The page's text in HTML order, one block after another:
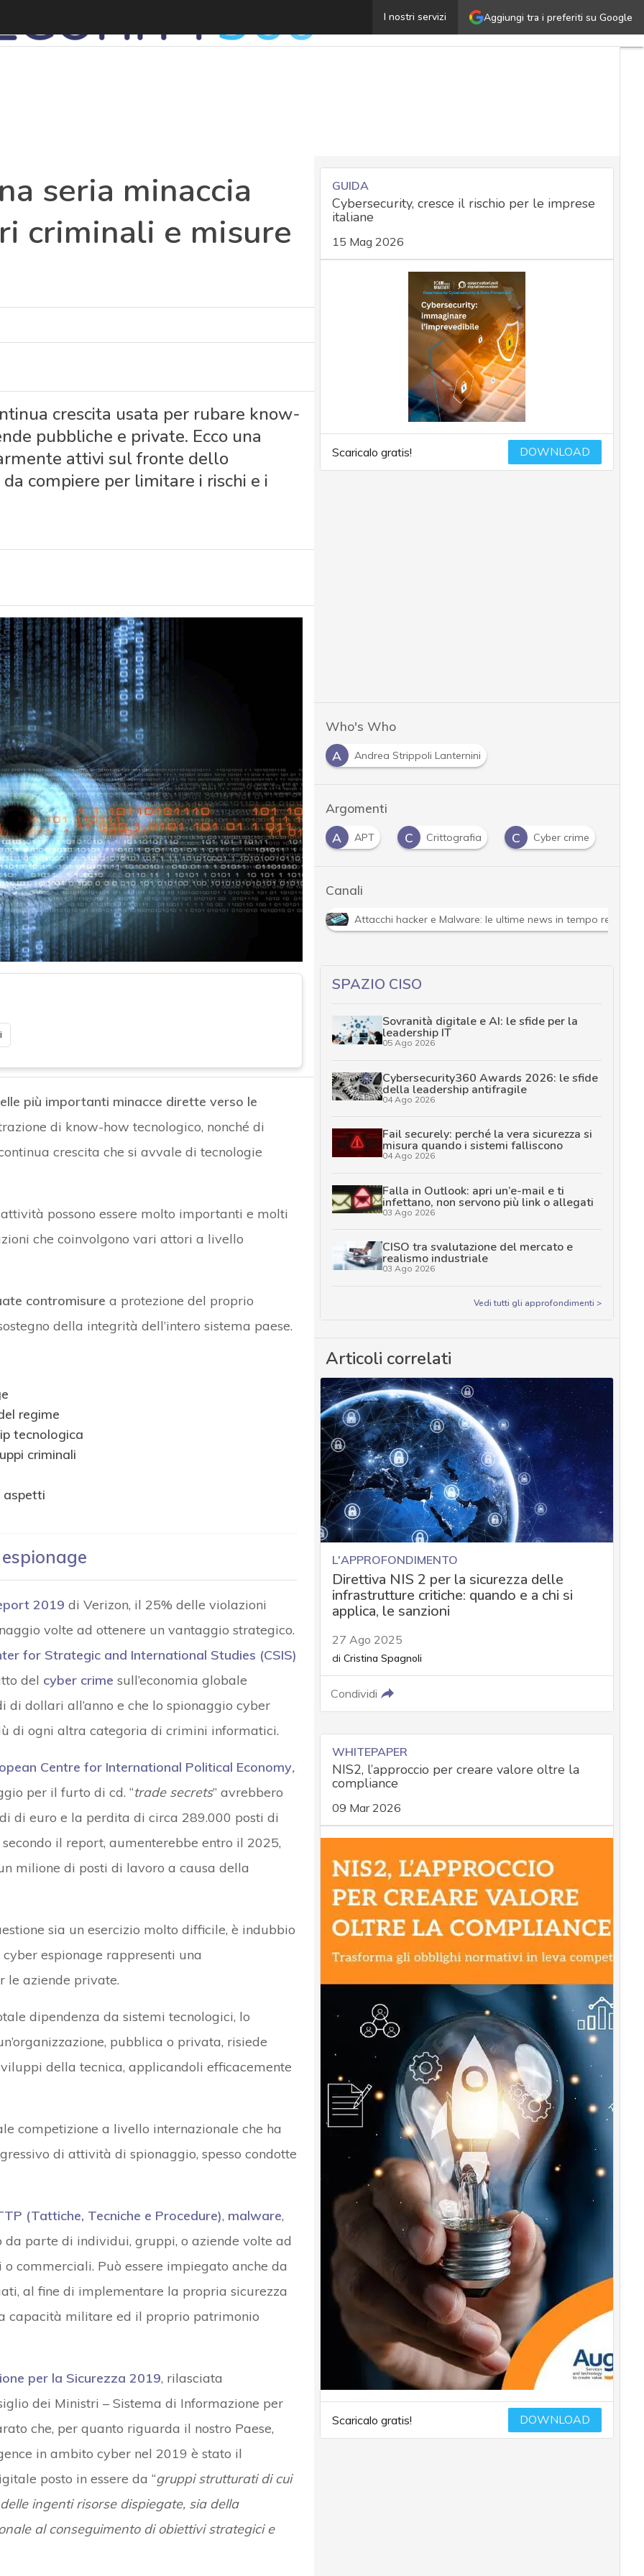
Aggiungi tra i preferiti su Google
I nostri servizi
Cyber espionage, una seria minaccia per le aziende:
seria minaccia
criminali e misure
crescita usata per rubare know-
pubbliche e private. Ecco una
attivi sul fronte dello
compiere per limitare i rischi e i
più importanti minacce dirette verso le
di know-how tecnologico, nonché di
crescita che si avvale di tecnologie
possono essere molto importanti e molti
che coinvolgono vari attori a livello
contromisure a protezione del proprio
della integrità dell’intero sistema paese.
regime
tecnologica
criminali
aspetti
2019 di Verizon, il 25% delle violazioni
volte ad ottenere un vantaggio strategico.
for Strategic and International Studies (CSIS)
del cyber crime sull’economia globale
dollari all’anno e che lo spionaggio cyber
di ogni altra categoria di crimini informatici.
Centre for International Political Economy,
per il furto di cd. “trade secrets” avrebbero
di euro e la perdita di circa 289.000 posti di
secondo il report, aumenterebbe entro il 2025,
milione di posti di lavoro a causa della
sia un esercizio molto difficile, è indubbio
espionage rappresenti una
le aziende private.
dipendenza da sistemi tecnologici, lo
pubblica o privata, risiede
della tecnica, applicandoli efficacemente
competizione a livello internazionale che ha
di attività di spionaggio, spesso condotte
(Tattiche, Tecniche e Procedure), malware,
parte di individui, gruppi, o aziende volte ad
commerciali. Può essere impiegato anche da
al fine di implementare la propria sicurezza
capacità militare ed il proprio patrimonio
per la Sicurezza 2019, rilasciata
dei Ministri – Sistema di Informazione per
che, per quanto riguarda il nostro Paese,
in ambito cyber nel 2019 è stato il
posto in essere da “gruppi strutturati di cui
ingenti risorse dispiegate, sia della
al conseguimento di obiettivi strategici e
GUIDA
Cybersecurity, cresce il rischio per le imprese
italiane
15 Mag 2026
Scaricalo gratis! DOWNLOAD
Who's Who
A
Andrea Strippoli Lanternini
Argomenti
A
Advanced Persistent Threat A APT C Crittografia C Cyber crime
Canali
Attacchi hacker e Malware: le ultime news in tempo reale e
SPAZIO CISO
Sovranità digitale e AI: le sfide per la
leadership IT
05 Ago 2026
Cybersecurity360 Awards 2026: le sfide
della leadership antifragile
04 Ago 2026
Fail securely: perché la vera sicurezza si
misura quando i sistemi falliscono
04 Ago 2026
Falla in Outlook: apri un’e-mail e ti
infettano, non servono più link o allegati
03 Ago 2026
CISO tra svalutazione del mercato e
realismo industriale
03 Ago 2026
Vedi tutti gli approfondimenti >
Articoli correlati
L'APPROFONDIMENTO
Direttiva NIS 2 per la sicurezza delle
infrastrutture critiche: quando e a chi si
applica, le sanzioni
27 Ago 2025
di Cristina Spagnoli
Condividi
WHITEPAPER
NIS2, l’approccio per creare valore oltre la
compliance
09 Mar 2026
Scaricalo gratis! DOWNLOAD